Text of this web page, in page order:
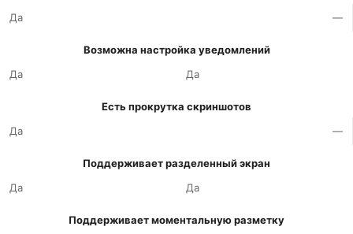
Да
—
Возможна настройка уведомлений
Да
Да
Есть прокрутка скриншотов
Да
—
Поддерживает разделенный экран
Да
Да
Поддерживает моментальную разметку